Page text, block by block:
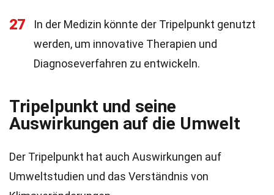
27
In der Medizin könnte der Tripelpunkt genutzt
werden, um innovative Therapien und
Diagnoseverfahren zu entwickeln.
Tripelpunkt und seine
Auswirkungen auf die Umwelt
Der Tripelpunkt hat auch Auswirkungen auf
Umweltstudien und das Verständnis von